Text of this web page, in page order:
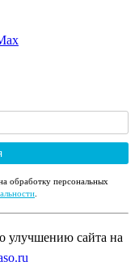
обработку персональных
улучшению сайта на